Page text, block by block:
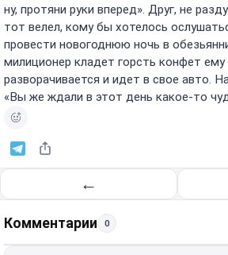
ну, протяни руки вперед». Друг, не
тот велел, кому бы хотелось
провести новогоднюю ночь в
милиционер кладет горсть конфет ему
разворачивается и идет в свое авто.
«Вы же ждали в этот день какое-то
←
Комментарии 0